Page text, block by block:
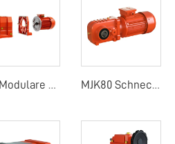
MR Modulare Stirnradgetriebe MJK80 Schneckenradgetriebe